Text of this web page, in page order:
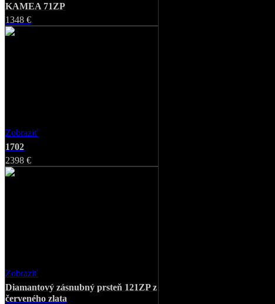
KAMEA 71ZP
1348 €
Zobraziť
1702
2398 €
Zobraziť
Diamantový zásnubný prsteň 121ZP z
červeného zlata